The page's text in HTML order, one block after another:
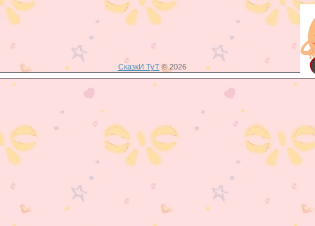
СказкИ ТуТ© 2026